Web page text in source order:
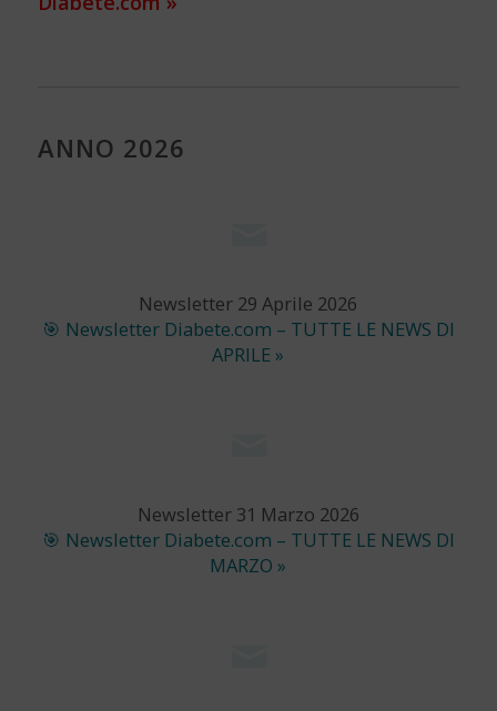
ANNO 2026
Newsletter 29 Aprile 2026
🎯 Newsletter Diabete.com – TUTTE LE NEWS DI
APRILE »
Newsletter 31 Marzo 2026
🎯 Newsletter Diabete.com – TUTTE LE NEWS DI
MARZO »